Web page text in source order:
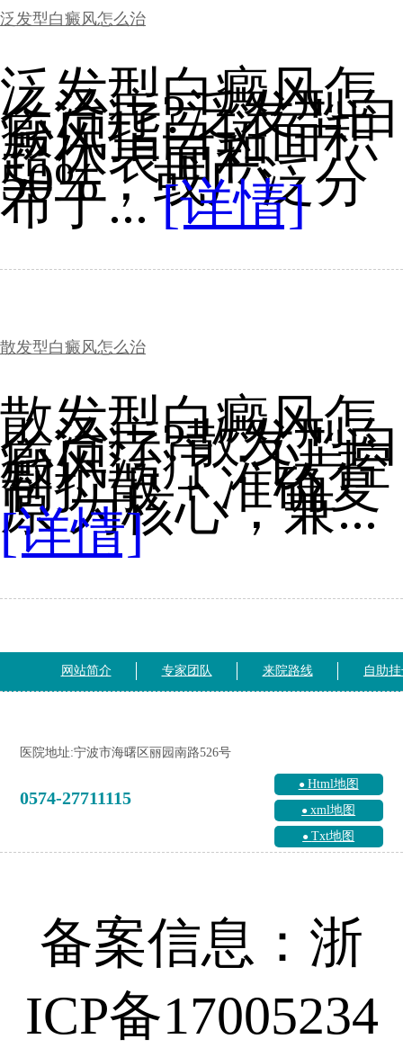
泛发型白癜风怎么治
泛发型白癜风怎
么治疗?泛发型白
癜风指白斑面积
超体表面积
50%，或广泛分
布于...[详情]
散发型白癜风怎么治
散发型白癜风怎
么治疗?散发型白
癜风治疗：以 控
制扩散 + 准确复
原 为核心，兼...
[详情]
网站简介 专家团队 来院路线 自助
医院地址:宁波市海曙区丽园南路526号
0574-27711115
Html地图
xml地图
Txt地图
备案信息：浙
ICP备17005234